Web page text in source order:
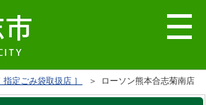
定ごみ袋取扱店 ］ ＞ ローソン熊本合志菊南店